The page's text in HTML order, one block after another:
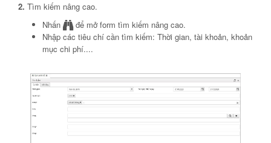
2. Tìm kiếm nâng cao.
Nhấn
để mở form tìm kiếm nâng cao.
Nhập các tiêu chí cần tìm kiếm: Thời gian, tài khoản, khoản
mục chi phí....